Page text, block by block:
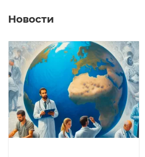
Новости